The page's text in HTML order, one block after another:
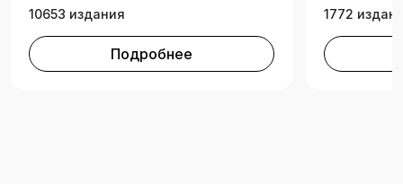
10653 издания
Подробнее
1772